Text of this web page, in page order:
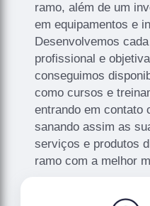
ramo, além de um
em equipamentos e
Desenvolvemos
profissional e
conseguimos
como cursos e
entrando em contato
sanando assim as
serviços e produtos
ramo com a melhor